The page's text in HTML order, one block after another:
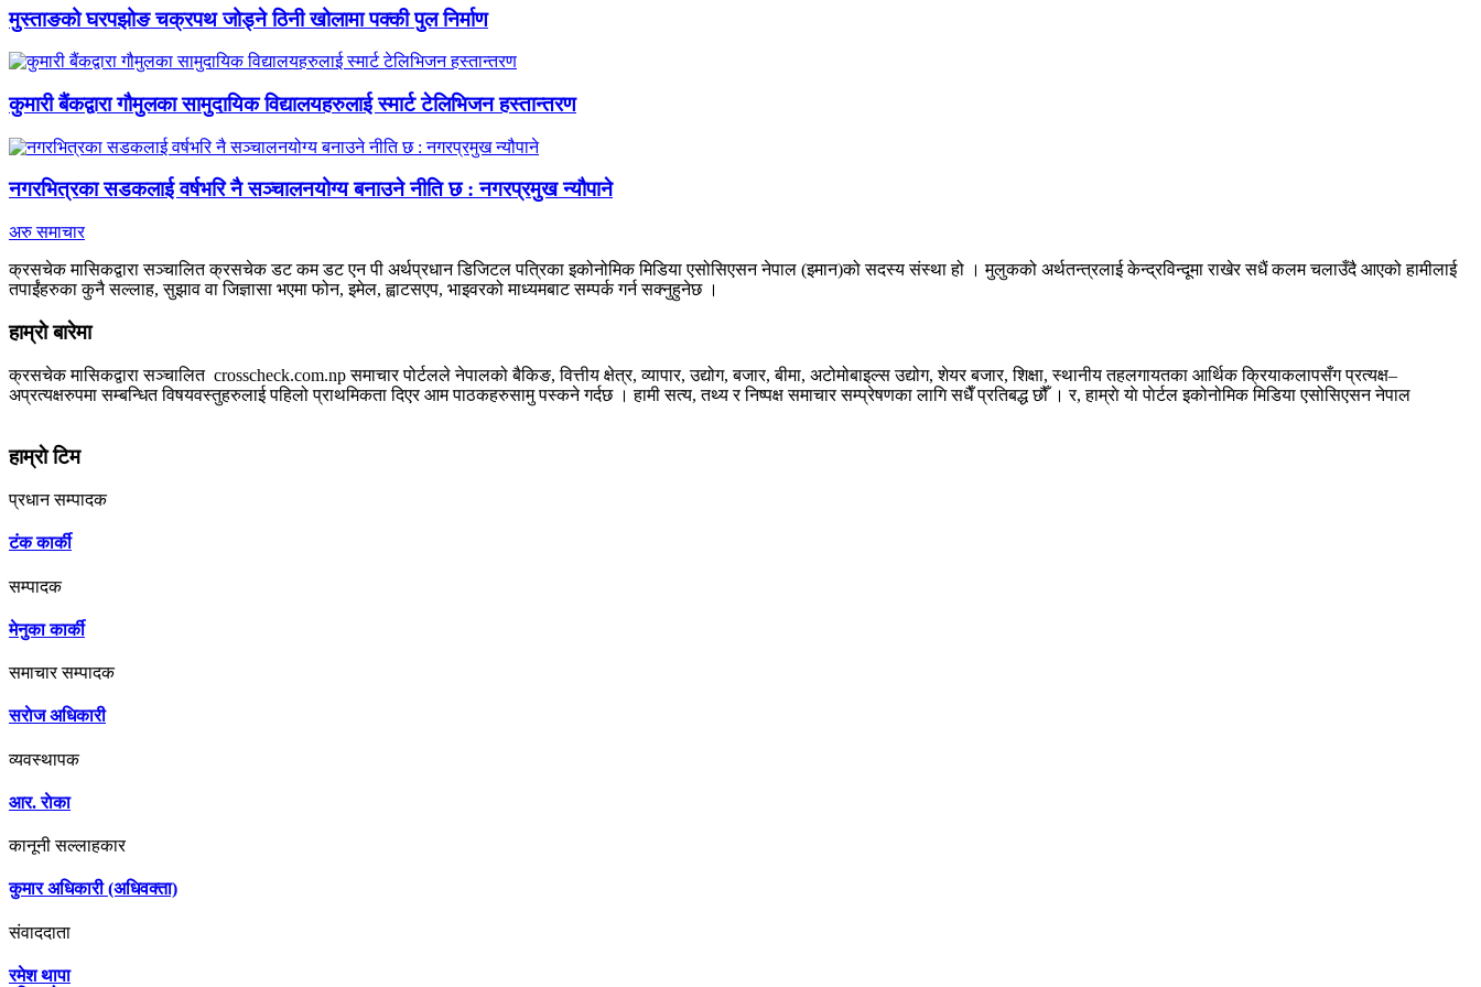
मुस्ताङको घरपझोङ चक्रपथ जोड्ने ठिनी खोलामा पक्की पुल निर्माण
कुमारी बैंकद्वारा गौमुलका सामुदायिक विद्यालयहरुलाई स्मार्ट टेलिभिजन हस्तान्तरण
नगरभित्रका सडकलाई वर्षभरि नै सञ्चालनयोग्य बनाउने नीति छ : नगरप्रमुख न्यौपाने
अरु समाचार
क्रसचेक मासिकद्वारा सञ्चालित क्रसचेक डट कम डट एन पी अर्थप्रधान डिजिटल पत्रिका इकोनोमिक मिडिया एसोसिएसन नेपाल (इमान)को सदस्य संस्था हो । मुलुकको अर्थतन्त्रलाई केन्द्रविन्दूमा राखेर सधैं कलम चलाउँदै आएको हामीलाई
तपाईंहरुका कुनै सल्लाह, सुझाव वा जिज्ञासा भएमा फोन, इमेल, ह्वाटसएप, भाइवरको माध्यमबाट सम्पर्क गर्न सक्नुहुनेछ ।
हाम्राे बारेमा
क्रसचेक मासिकद्वारा सञ्चालित crosscheck.com.np समाचार पोर्टलले नेपालको बैकिङ, वित्तीय क्षेत्र, व्यापार, उद्योग, बजार, बीमा, अटोमोबाइल्स उद्योग, शेयर बजार, शिक्षा, स्थानीय तहलगायतका आर्थिक क्रियाकलापसँग प्रत्यक्ष–
अप्रत्यक्षरुपमा सम्बन्धित विषयवस्तुहरुलाई पहिलो प्राथमिकता दिएर आम पाठकहरुसामु पस्कने गर्दछ । हामी सत्य, तथ्य र निष्पक्ष समाचार सम्प्रेषणका लागि सधैँ प्रतिबद्ध छौँ । र, हाम्राे याे पाेर्टल इकोनोमिक मिडिया एसोसिएसन नेपाल
हाम्राे टिम
प्रधान सम्पादक
टंक कार्की
सम्पादक
मेनुका कार्की
समाचार सम्पादक
सराेज अधिकारी
व्यवस्थापक
आर. राेका
कानूनी सल्लाहकार
कुमार अधिकारी (अधिवक्ता)
संवाददाता
रमेश थापा